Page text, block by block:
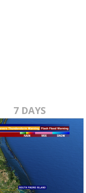
7 DAYS